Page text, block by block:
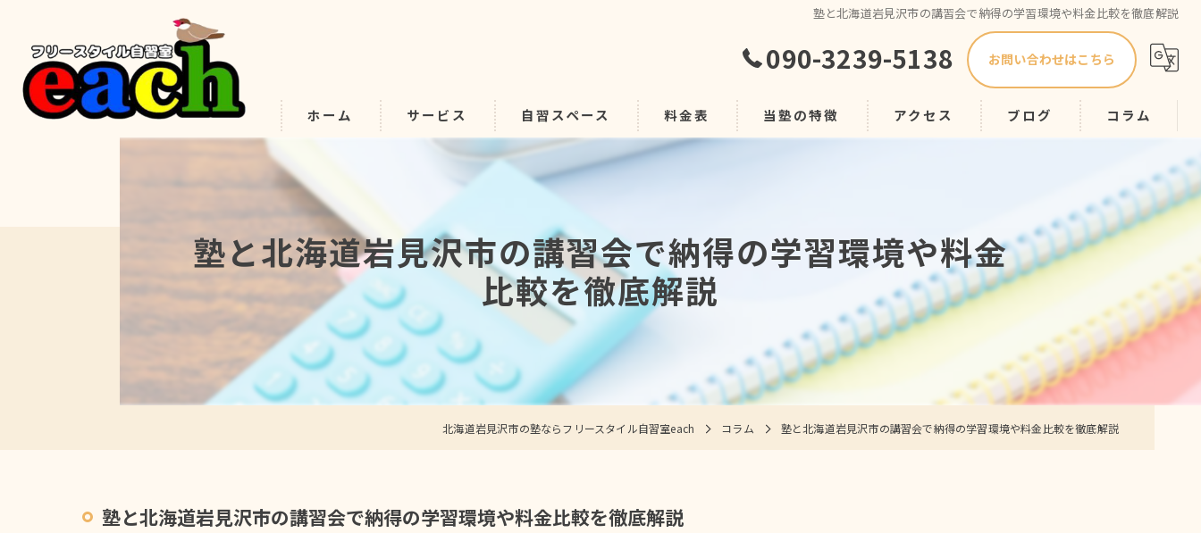
塾と北海道岩見沢市の講習会で納得の学習環境や料金比較を徹底解説
090-3239-5138 お問い合わせはこちら
ホーム サービス 自習スペース 料金表 当塾の特徴
個別デスク
学習指導
アクセス ブログ コラム
塾と北海道岩見沢市の講習会で納得の学習環境や料金
比較を徹底解説
北海道岩見沢市の塾ならフリースタイル自習室each コラム 塾と北海道岩見沢市の講習会で納得の学習環境や料金比較を徹底解説
塾と北海道岩見沢市の講習会で納得の学習環境や料金比較を徹底解説